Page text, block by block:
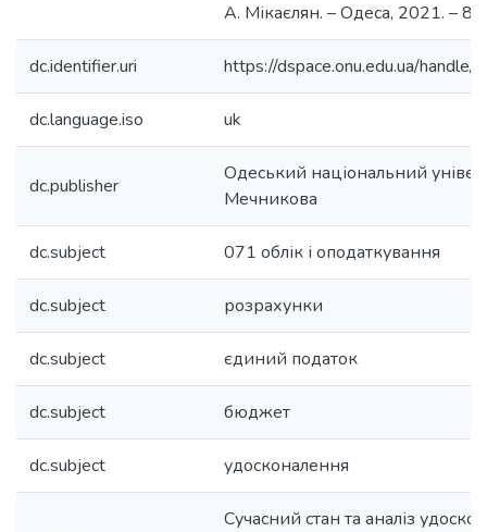
А. Мікаєлян. – Одеса, 2021. – 80
dc.identifier.uri https://dspace.onu.edu.ua/
dc.language.iso uk
dc.publisher
Одеський національний
Мечникова
dc.subject 071 облік і оподаткування
dc.subject розрахунки
dc.subject єдиний податок
dc.subject бюджет
dc.subject удосконалення
Сучасний стан та аналіз